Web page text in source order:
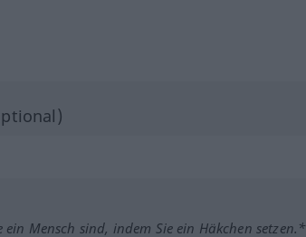
ein Mensch sind, indem Sie ein Häkchen setzen.*